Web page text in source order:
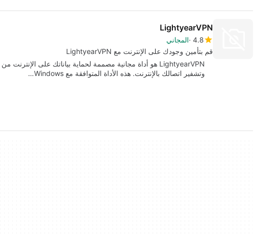
LightyearVPN
4.8 المجاني
قم بتأمين وجودك على الإنترنت مع LightyearVPN
وتشفير اتصالك بالإنترنت. هذه الأداة المتوافقة مع Windows…